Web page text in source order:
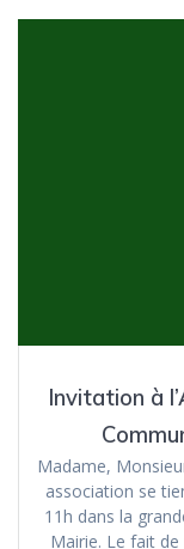
Invitation à
Madame,
association se
11h dans la
Mairie. Le fait